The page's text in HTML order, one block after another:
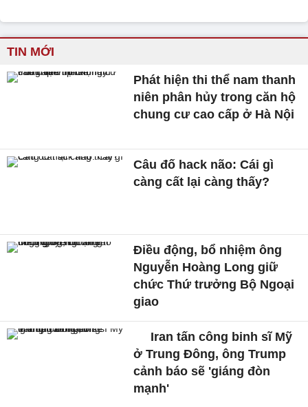
TIN MỚI
Phát hiện thi thể nam thanh
niên phân hủy trong căn hộ
chung cư cao cấp ở Hà Nội
Câu đố hack não: Cái gì
càng cất lại càng thấy?
Điều động, bổ nhiệm ông
Nguyễn Hoàng Long giữ
chức Thứ trưởng Bộ Ngoại
giao
Iran tấn công binh sĩ Mỹ
ở Trung Đông, ông Trump
cảnh báo sẽ 'giáng đòn
mạnh'